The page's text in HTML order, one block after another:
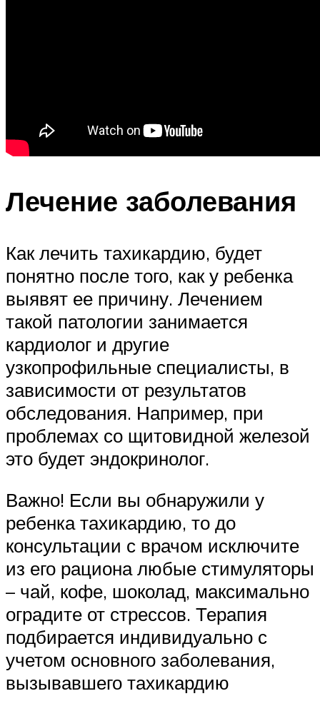
Лечение заболевания
Как лечить тахикардию, будет
понятно после того, как у ребенка
выявят ее причину. Лечением
такой патологии занимается
кардиолог и другие
узкопрофильные специалисты, в
зависимости от результатов
обследования. Например, при
проблемах со щитовидной железой
это будет эндокринолог.
Важно! Если вы обнаружили у
ребенка тахикардию, то до
консультации с врачом исключите
из его рациона любые стимуляторы
– чай, кофе, шоколад, максимально
оградите от стрессов. Терапия
подбирается индивидуально с
учетом основного заболевания,
вызывавшего тахикардию